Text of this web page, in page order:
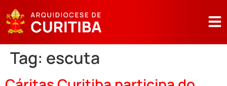
Tag: escuta